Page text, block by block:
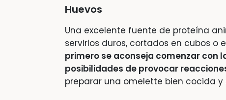
Huevos
Una excelente fuente de proteína
servirlos duros, cortados en cubos o
primero se aconseja comenzar con
posibilidades de provocar
preparar una omelette bien cocida y